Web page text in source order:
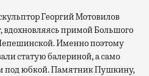
Георгий Мотовилов
вдохновляясь примой Большого
Именно поэтому
статую балериной, а само
под юбкой. Памятник Пушкину,